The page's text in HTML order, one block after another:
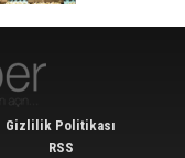
Gizlilik Politikası
RSS